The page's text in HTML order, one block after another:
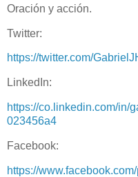
Oración y acción.
Twitter:
https://twitter.com/
LinkedIn:
https://co.linkedin.com/in/
023456a4
Facebook:
https://